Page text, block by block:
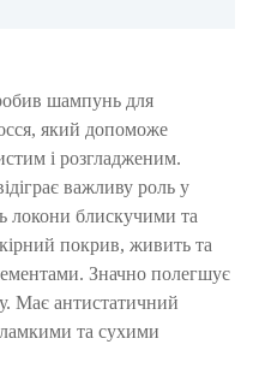
шампунь для
який допоможе
і розгладженим.
важливу роль у
локони блискучими та
покрив, живить та
Значно полегшує
Має антистатичний
ламкими та сухими